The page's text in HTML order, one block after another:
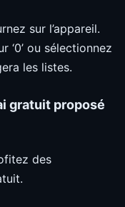
sur l’appareil.
‘0’ ou sélectionnez
les listes.
gratuit proposé
des